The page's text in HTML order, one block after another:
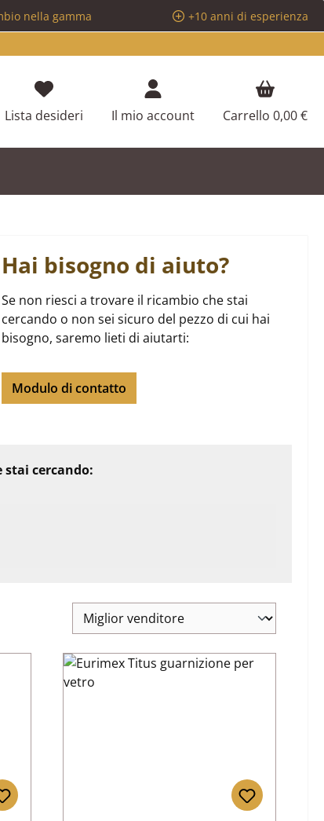
nella gamma
+10 anni di esperienza
Lista desideri Hai 0 articoli nella lista dei desideri
Il mio account Carrello 0,00 €
Hai bisogno di aiuto?
Se non riesci a trovare il ricambio che stai
cercando o non sei sicuro del pezzo di cui hai
bisogno, saremo lieti di aiutarti:
Modulo di contatto
cercando: